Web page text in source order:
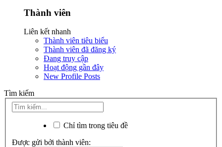
Thành viên
Liên kết nhanh
Thành viên tiêu biểu
Thành viên đã đăng ký
Đang truy cập
Hoạt động gần đây
New Profile Posts
Tìm kiếm
Chỉ tìm trong tiêu đề
Được gửi bởi thành viên: